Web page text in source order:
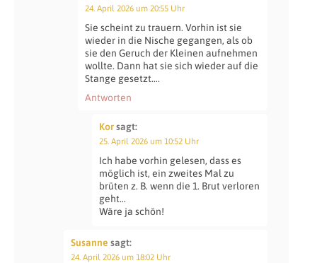
24. April 2026 um 20:55 Uhr
Sie scheint zu trauern. Vorhin ist sie
wieder in die Nische gegangen, als ob
sie den Geruch der Kleinen aufnehmen
wollte. Dann hat sie sich wieder auf die
Stange gesetzt….
Antworten
Korsagt:
25. April 2026 um 10:52 Uhr
Ich habe vorhin gelesen, dass es
möglich ist, ein zweites Mal zu
brüten z. B. wenn die 1. Brut verloren
geht…
Wäre ja schön!
Susanne sagt:
24. April 2026 um 18:02 Uhr